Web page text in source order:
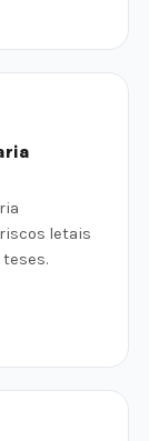
letais
teses.